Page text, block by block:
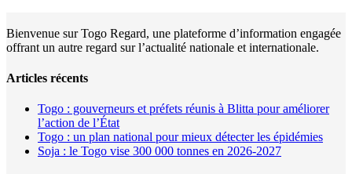
Bienvenue sur Togo Regard, une plateforme d’information engagée
offrant un autre regard sur l’actualité nationale et internationale.
Articles récents
Togo : gouverneurs et préfets réunis à Blitta pour améliorer
l’action de l’État
Togo : un plan national pour mieux détecter les épidémies
Soja : le Togo vise 300 000 tonnes en 2026-2027